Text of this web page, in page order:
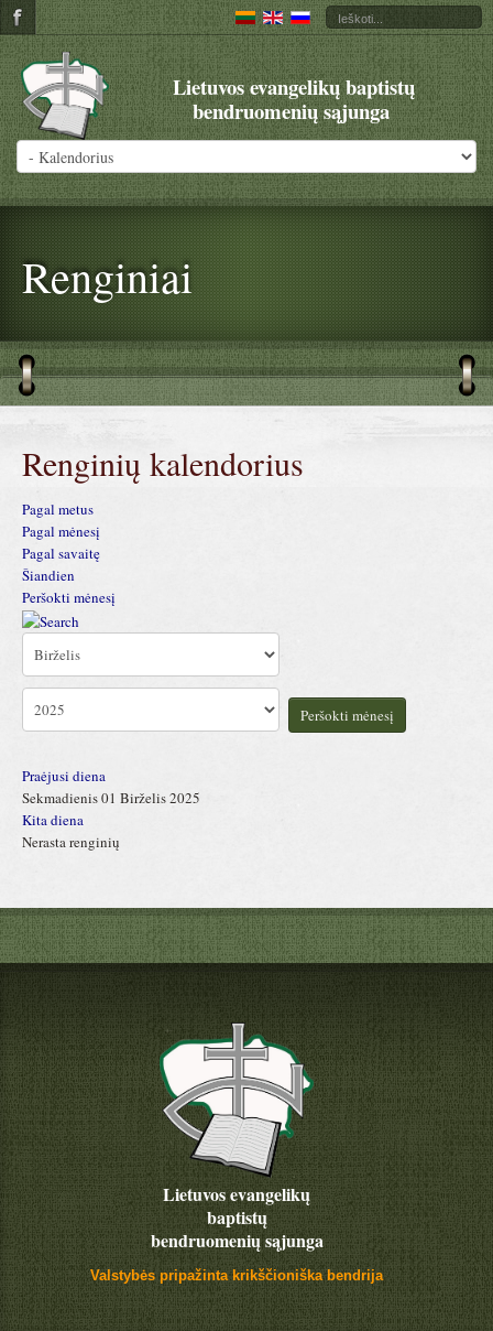
Lietuvos evangelikų baptistų
bendruomenių sąjunga
Renginiai
Renginių kalendorius
Pagal metus
Pagal mėnesį
Pagal savaitę
Šiandien
Peršokti mėnesį
Peršokti mėnesį
Praėjusi diena
Sekmadienis 01 Birželis 2025
Kita diena
Nerasta renginių
Lietuvos evangelikų
baptistų
bendruomenių sąjunga
Valstybės pripažinta krikščioniška bendrija